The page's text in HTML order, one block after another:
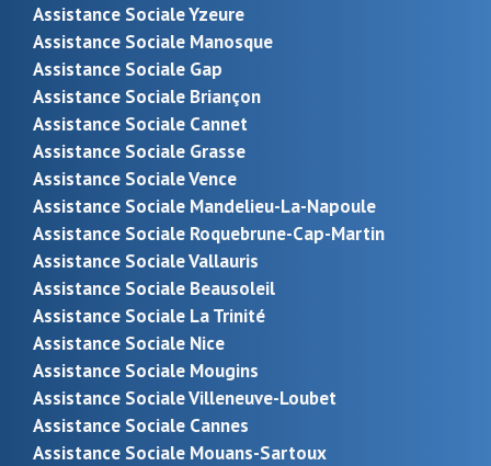
Assistance Sociale Yzeure
Assistance Sociale Manosque
Assistance Sociale Gap
Assistance Sociale Briançon
Assistance Sociale Cannet
Assistance Sociale Grasse
Assistance Sociale Vence
Assistance Sociale Mandelieu-La-Napoule
Assistance Sociale Roquebrune-Cap-Martin
Assistance Sociale Vallauris
Assistance Sociale Beausoleil
Assistance Sociale La Trinité
Assistance Sociale Nice
Assistance Sociale Mougins
Assistance Sociale Villeneuve-Loubet
Assistance Sociale Cannes
Assistance Sociale Mouans-Sartoux